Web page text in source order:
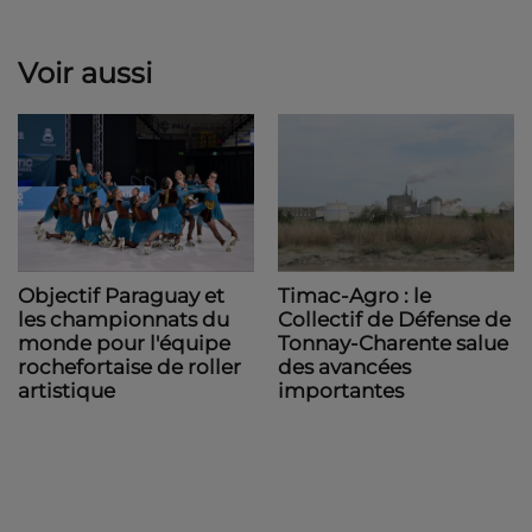
Voir aussi
Objectif Paraguay et
les championnats du
monde pour l'équipe
rochefortaise de roller
artistique
Timac-Agro : le
Collectif de Défense de
Tonnay-Charente salue
des avancées
importantes